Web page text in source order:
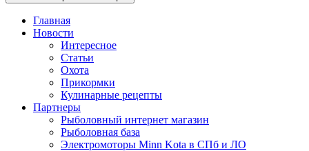
Главная
Новости
Интересное
Статьи
Охота
Прикормки
Кулинарные рецепты
Партнеры
Рыболовный интернет магазин
Рыболовная база
Электромоторы Minn Kota в СПб и ЛО